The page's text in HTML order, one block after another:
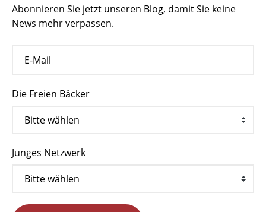
Abonnieren Sie jetzt unseren Blog, damit Sie keine
News mehr verpassen.
Die Freien Bäcker
Junges Netzwerk